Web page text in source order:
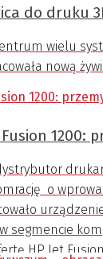
do druku
wielu
nową
1200:
o
segmencie
HP Jet